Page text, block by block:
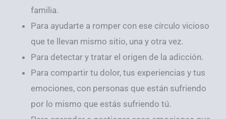
familia.
Para ayudarte a romper con ese círculo vicioso
que te llevan mismo sitio, una y otra vez.
Para detectar y tratar el origen de la adicción.
Para compartir tu dolor, tus experiencias y tus
emociones, con personas que están sufriendo
por lo mismo que estás sufriendo tú.